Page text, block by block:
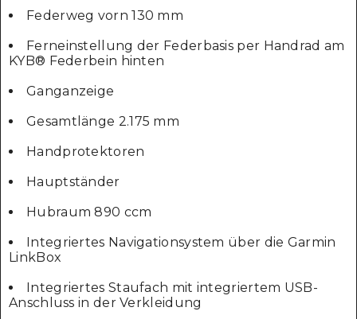
Federweg vorn 130 mm
Ferneinstellung der Federbasis per Handrad am
KYB® Federbein hinten
Ganganzeige
Gesamtlänge 2.175 mm
Handprotektoren
Hauptständer
Hubraum 890 ccm
Integriertes Navigationsystem über die Garmin
LinkBox
Integriertes Staufach mit integriertem USB-
Anschluss in der Verkleidung